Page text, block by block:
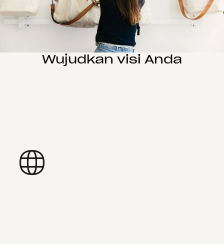
Wujudkan visi Anda